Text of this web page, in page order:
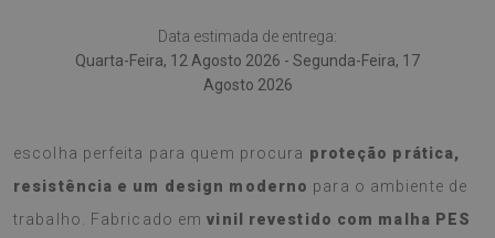
Data estimada de entrega:
Quarta-Feira, 12 Agosto 2026 - Segunda-Feira, 17
Agosto 2026
escolha perfeita para quem procura proteção prática,
resistência e um design moderno para o ambiente de
trabalho. Fabricado emvinil revestido com malha PES